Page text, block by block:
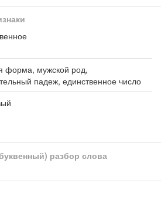
форма, мужской род,
падеж, единственное число
разбор слова